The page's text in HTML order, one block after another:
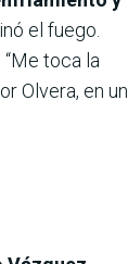
el fuego.
“Me toca la
Olvera, en un